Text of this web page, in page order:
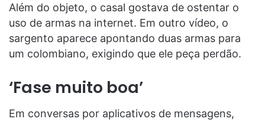
Além do objeto, o casal gostava de ostentar o
uso de armas na internet. Em outro vídeo, o
sargento aparece apontando duas armas para
um colombiano, exigindo que ele peça perdão.
‘Fase muito boa’
Em conversas por aplicativos de mensagens,